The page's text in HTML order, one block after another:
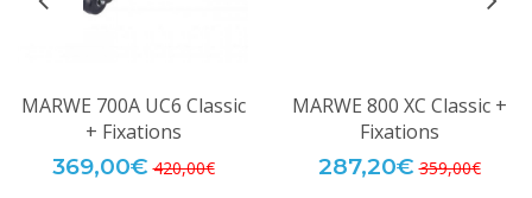
MARWE 700A UC6 Classic
+ Fixations
369,00€ 420,00€
MARWE 800 XC Classic +
Fixations
287,20€ 359,00€